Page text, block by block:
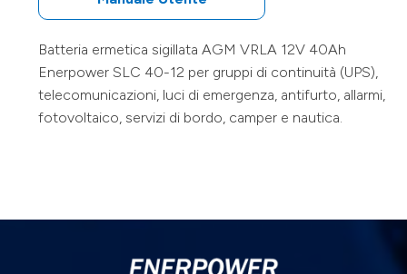
Batteria ermetica sigillata AGM VRLA 12V 40Ah
EnerpowerSLC 40-12 per gruppi di continuità (UPS),
telecomunicazioni, luci di emergenza, antifurto, allarmi,
fotovoltaico, servizi di bordo, camper e nautica.